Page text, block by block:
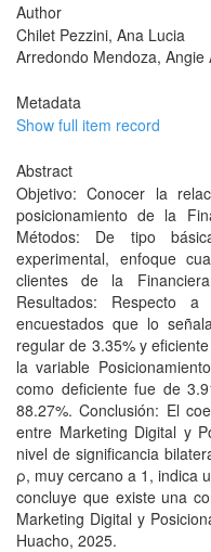
Author
Chilet Pezzini, Ana Lucia
Arredondo Mendoza, Angie
Metadata
Show full item record
Abstract
Objetivo: Conocer la
posicionamiento de la
Métodos: De tipo
experimental, enfoque
clientes de la
Resultados: Respecto
encuestados que lo
regular de 3.35% y
la variable
como deficiente fue de
88.27%. Conclusión: El
entre Marketing Digital y
nivel de significancia
ρ, muy cercano a 1, indica
concluye que existe una
Marketing Digital y
Huacho, 2025.